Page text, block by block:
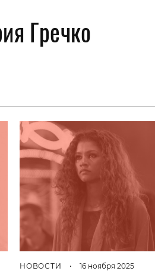
Гречко
НОВОСТИ • 16 ноября 2025